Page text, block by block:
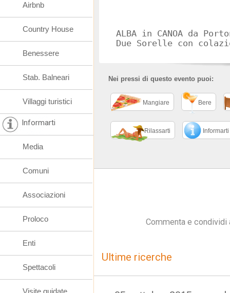
ALBA in CANOA da
Due Sorelle con
Nei pressi di questo evento puoi:
Mangiare Bere
Rilassarti Informarti
Commenta e
Ultime ricerche
Airbnb
Country House
Benessere
Stab. Balneari
Villaggi turistici
Informarti
Media
Comuni
Associazioni
Proloco
Enti
Spettacoli
Visite guidate